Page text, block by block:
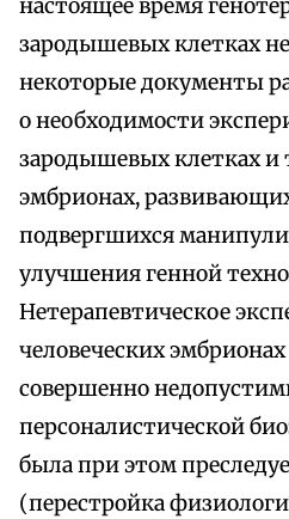
настоящее время
зародышевых клетках
некоторые документы
о необходимости
зародышевых клетках
эмбрионах,
подвергшихся
улучшения генной
Нетерапевтическое
человеческих эмбрионах
совершенно
персоналистической
была при этом
(перестройка